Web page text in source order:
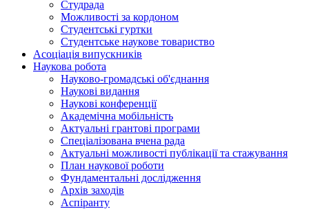
Студрада
Можливості за кордоном
Студентські гуртки
Студентське наукове товариство
Асоціація випускників
Наукова робота
Науково-громадські об'єднання
Наукові видання
Наукові конференції
Академічна мобільність
Актуальні грантові програми
Спеціалізована вчена рада
Актуальні можливості публікації та стажування
План наукової роботи
Фундаментальні дослідження
Архів заходів
Аспіранту